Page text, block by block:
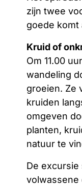
zijn twee
goede komt
Kruid of
Om 11.00
wandeling
groeien. Ze
kruiden
omgeven
planten,
natuur te
De excursie
volwassene